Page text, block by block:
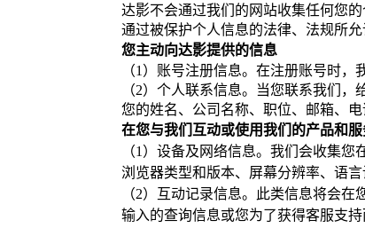
达影不会通过我们的网站收集任何您
通过被保护个人信息的法律、法规所
您主动向达影提供的信息
（1）账号注册信息。在注册账号时
（2）个人联系信息。当您联系我们
您的姓名、公司名称、职位、邮箱、电
在您与我们互动或使用我们的产品和
（1）设备及网络信息。我们会收集
浏览器类型和版本、屏幕分辨率、语
（2）互动记录信息。此类信息将会
输入的查询信息或您为了获得客服支